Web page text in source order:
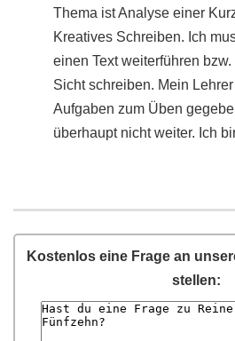
Thema ist Analyse einer
Kreatives Schreiben. Ich
einen Text weiterführen
Sicht schreiben. Mein
Aufgaben zum Üben
überhaupt nicht weiter. Ich
Kostenlos eine Frage an
stellen: